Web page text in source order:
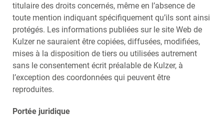
titulaire des droits concernés, même en l’absence de
toute mention indiquant spécifiquement qu’ils sont ainsi
protégés. Les informations publiées sur le site Web de
Kulzer ne sauraient être copiées, diffusées, modifiées,
mises à la disposition de tiers ou utilisées autrement
sans le consentement écrit préalable de Kulzer, à
l’exception des coordonnées qui peuvent être
reproduites.
Portée juridique